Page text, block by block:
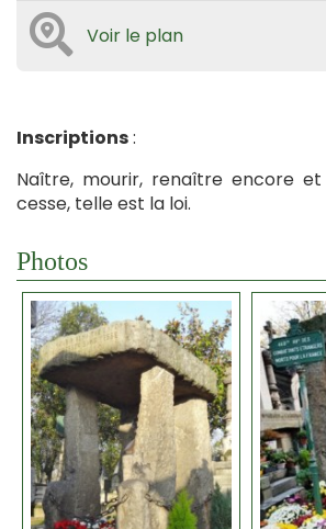
Voir le plan
Inscriptions:
Naître, mourir, renaître encore
cesse, telle est la loi.
Photos